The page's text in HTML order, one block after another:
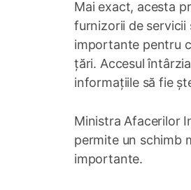
Mai exact, acesta
furnizorii de servicii
importante pentru
țări. Accesul
informațiile să fie
Ministra Afacerilor
permite un schimb
importante.